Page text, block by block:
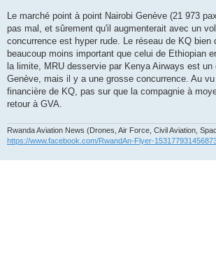
Le marché point à point Nairobi Genève (21 973
pas mal, et sûrement qu'il augmenterait avec un
concurrence est hyper rude. Le réseau de KQ bien
beaucoup moins important que celui de Ethiopian
la limite, MRU desservie par Kenya Airways est un
Genève, mais il y a une grosse concurrence. Au
financière de KQ, pas sur que la compagnie à
retour à GVA.
Rwanda Aviation News (Drones, Air Force, Civil Aviation,
https://www.facebook.com/RwandAn-Flyer-